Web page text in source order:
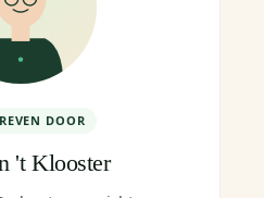
DOOR
't Klooster